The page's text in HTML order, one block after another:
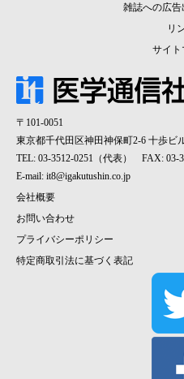
雑誌への広
リ
サイト
〒101-0051
東京都千代田区神田神保町2-6 十歩ビ
TEL: 03-3512-0251（代表） FAX: 03-
E-mail: it8@igakutushin.co.jp
会社概要
お問い合わせ
プライバシーポリシー
特定商取引法に基づく表記